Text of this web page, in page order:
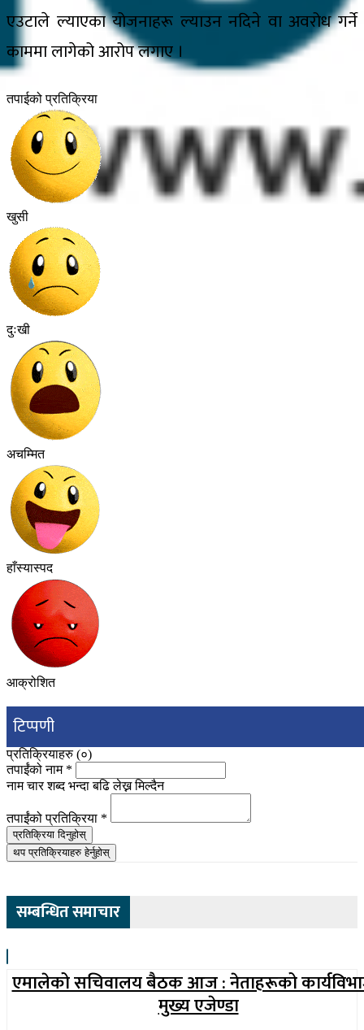
एउटाले ल्याएका योजनाहरू ल्याउन नदिने वा अवरोध गर्ने
काममा लागेको आरोप लगाए ।
तपाईको प्रतिक्रिया
खुसी
दुःखी
अचम्मित
हाँस्यास्पद
आक्रोशित
टिप्पणी
प्रतिक्रियाहरु (०)
तपाईंको नाम *
नाम चार शब्द भन्दा बढि लेख्न मिल्दैन
तपाईंको प्रतिक्रिया *
प्रतिक्रिया दिनुहोस्
थप प्रतिक्रियाहरु हेर्नुहोस्
सम्बन्धित समाचार
एमालेको सचिवालय बैठक आज : नेताहरूको
मुख्य एजेण्डा